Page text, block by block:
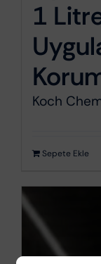
1
Koch
Sepete Ekle